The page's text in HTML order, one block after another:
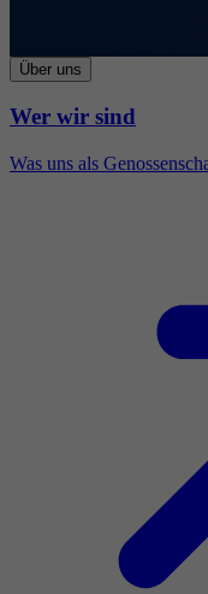
Über uns
Wer wir sind
Was uns als